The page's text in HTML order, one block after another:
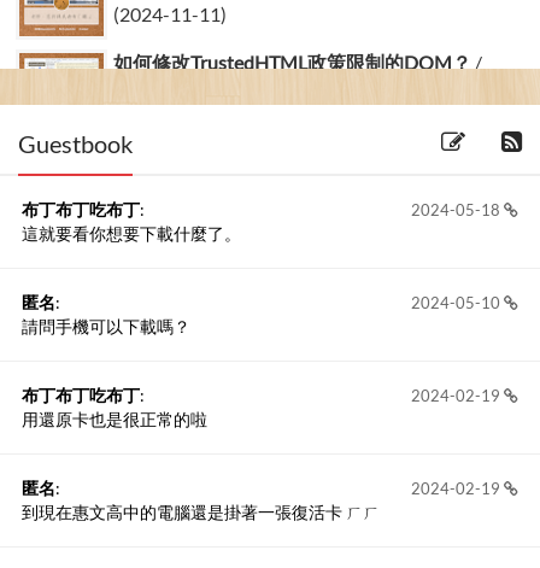
(2024-11-11)
如何修改TrustedHTML政策限制的DOM？ /
Guestbook
2024-05-18
布丁布丁吃布丁:
這就要看你想要下載什麼了。
2024-05-10
匿名:
請問手機可以下載嗎？
2024-02-19
布丁布丁吃布丁:
用還原卡也是很正常的啦
2024-02-19
匿名:
到現在惠文高中的電腦還是掛著一張復活卡 ㄏㄏ